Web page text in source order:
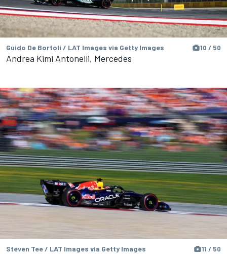
Guido De Bortoli / LAT Images via Getty Images 10 / 50
Andrea Kimi Antonelli, Mercedes
Steven Tee / LAT Images via Getty Images 11 / 50